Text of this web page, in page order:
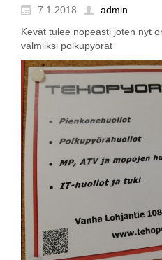
7.1.2018
admin
Kevät tulee nopeasti joten nyt
valmiiksi polkupyörät